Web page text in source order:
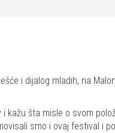
i dijalog mladih, na
kažu šta misle o svom
smo i ovaj festival i